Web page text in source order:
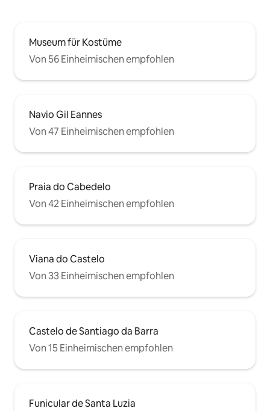
Museum für Kostüme
Von 56 Einheimischen empfohlen
Navio Gil Eannes
Von 47 Einheimischen empfohlen
Praia do Cabedelo
Von 42 Einheimischen empfohlen
Viana do Castelo
Von 33 Einheimischen empfohlen
Castelo de Santiago da Barra
Von 15 Einheimischen empfohlen
Funicular de Santa Luzia